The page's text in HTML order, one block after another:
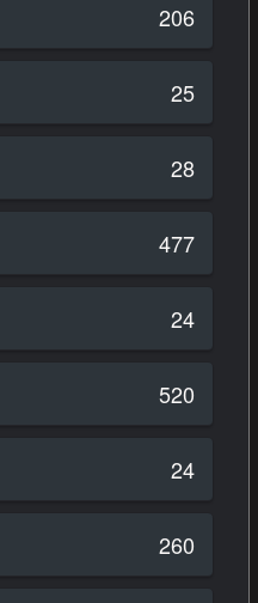
206
25
28
477
24
520
24
260